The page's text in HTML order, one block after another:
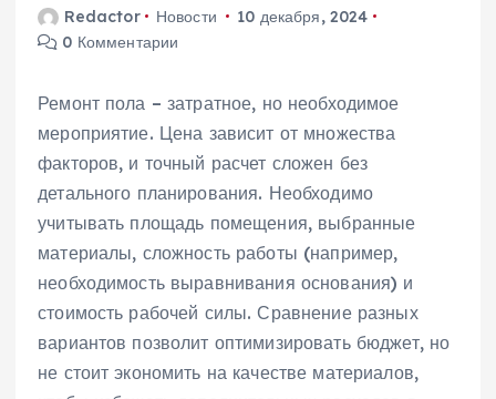
Redactor Новости
10 декабря, 2024
0 Комментарии
Ремонт пола – затратное‚ но необходимое
мероприятие. Цена зависит от множества
факторов‚ и точный расчет сложен без
детального планирования. Необходимо
учитывать площадь помещения‚ выбранные
материалы‚ сложность работы (например‚
необходимость выравнивания основания) и
стоимость рабочей силы. Сравнение разных
вариантов позволит оптимизировать бюджет‚ но
не стоит экономить на качестве материалов‚